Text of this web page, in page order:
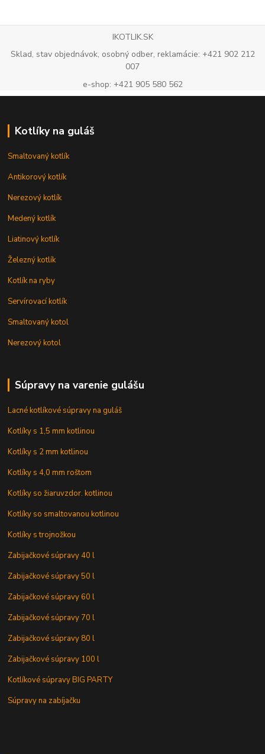
IKOTLIK.SK
Sklad, stav objednávok, osobný odber, reklamácie: +421 902 212
007
e-shop: +421 905 580 562
Kotlíky na guláš
Smaltovaný kotlík
Antikorový kotlík
Nerezový kotlík
Medený kotlík
Liatinový kotlík
Železný kotlík
Kotlík na ryby
Servírovací kotlík
Smaltovaný kotol
Nerezový kotol
Súpravy na varenie gulášu
Lacné kotlíkové súpravy na guláš
Kotlíky s 1,5 mm kotlinou
Kotlíky s 2 mm kotlinou
Kotlíky s 4,0 mm roštom
Kotlíky so žiaruvzdor. kotlinou
Kotlíky so smaltovanou kotlinou
Kotlíky s trojnožkou
Zabijačkové súpravy 40 l
Zabijačkové súpravy 50 l
Zabijačkové súpravy 60 l
Zabijačkové súpravy 70 l
Zabijačkové súpravy 80 l
Zabijačkové súpravy 100 l
Kotlíkové súpravy BIG PARTY
Súpravy na zabíjačku